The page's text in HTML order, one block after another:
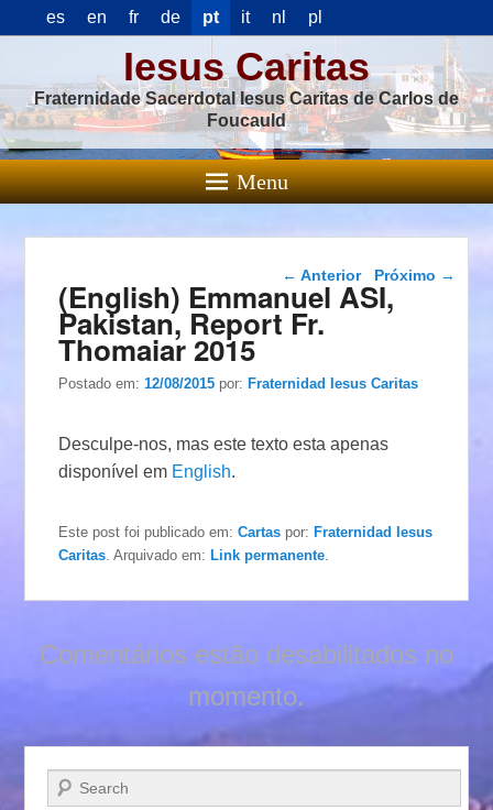
es en fr de pt it nl pl
Iesus Caritas
Fraternidade Sacerdotal Iesus Caritas de Carlos de
Foucauld
Menu
Navegação das
postagens
← Anterior Próximo →
(English) Emmanuel ASI,
Pakistan, Report Fr.
Thomaiar 2015
Postado em:12/08/2015 por:Fraternidad Iesus Caritas
Desculpe-nos, mas este texto esta apenas
disponível em English.
Este post foi publicado em:Cartas por:Fraternidad Iesus
Caritas . Arquivado em:Link permanente
Comentários estão desabilitados no
momento.
Pesquisar…